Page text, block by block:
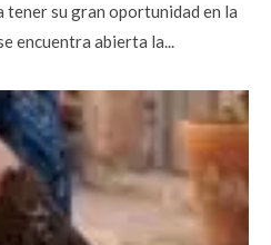
tener su gran oportunidad en la
encuentra abierta la...